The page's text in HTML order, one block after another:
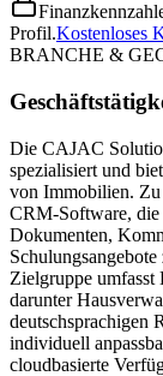
Profil.Kostenloses
BRANCHE &
Die CAJAC
spezialisiert und
von Immobilien.
CRM-Software, die
Dokumenten,
Zielgruppe
darunter
deutschsprachigen
individuell
cloudbasierte